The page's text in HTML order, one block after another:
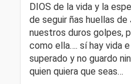
DIOS de la vida y la
de seguir ñas huellas
nuestros duros golpes,
como ella…. sí hay vida
superado y no guardo
quien quiera que seas…